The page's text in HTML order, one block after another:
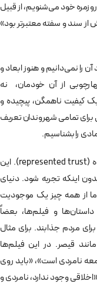
خود می‌شنویم، از قبیل
سند و سفته معتبرتر بود»
را نمی‌دانیم و هنوز ابعاد و
از آن خودمان، نه
یک کیفیت ناهمگن، پیچیده و
تمامی شهروندان تعریف
را بشناسیم.
2- اعتماد بازنماشده،‌ تصویرشده و نمایش داده‌شده (represented trust). این
اینکه تجربه شود. دنیای
از همه چیز یک موجودیت
و فیلم‌ها، بعضاً
مردم جذابند. برای مثال
قیصر. در این فیلم‌ها
نامردی است»، «باید روی
وجود ندارد، نامردی و